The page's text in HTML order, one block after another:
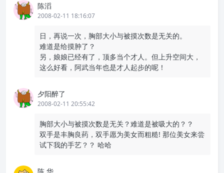
陈滔
2008-02-11 18:16:07
日，再说一次，胸部大小与被摸次数是无关的。
难道是给摸肿了？
另，娘娘已经有了，顶多当个才人。但上升空间大，
这么好看，阿武当年也是才人起步的呢！
夕阳醉了
2008-02-11 20:55:42
胸部大小与被摸次数是无关？难道是被吸大的？？
双手是丰胸良药，双手愿为美女而粗糙! 那位美女来尝
试下我的手艺？？ 哈哈